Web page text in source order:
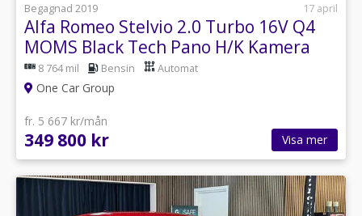
Begagnad 2019
17 april
Alfa Romeo Stelvio 2.0 Turbo 16V Q4
MOMS Black Tech Pano H/K Kamera
280HK
8 764 mil Bensin Automat
One Car Group
fr. 5 667 kr/mån
349 800 kr Visa mer